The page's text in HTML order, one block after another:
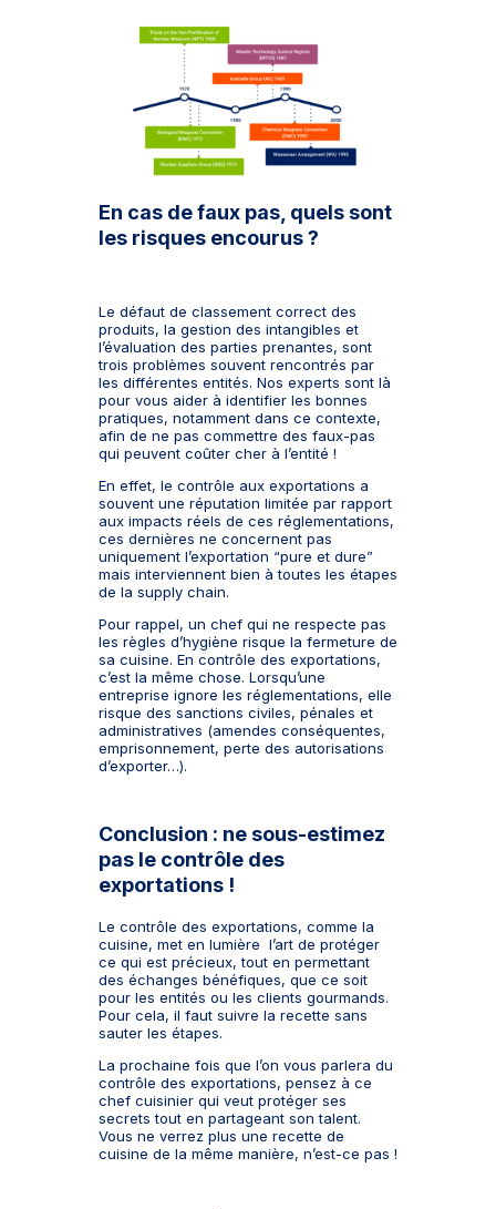
En cas de faux pas, quels sont
les risques encourus ?
Le défaut de classement correct des
produits, la gestion des intangibles et
l’évaluation des parties prenantes, sont
trois problèmes souvent rencontrés par
les différentes entités. Nos experts sont là
pour vous aider à identifier les bonnes
pratiques, notamment dans ce contexte,
afin de ne pas commettre des faux-pas
qui peuvent coûter cher à l’entité !
En effet, le contrôle aux exportations a
souvent une réputation limitée par rapport
aux impacts réels de ces réglementations,
ces dernières ne concernent pas
uniquement l’exportation “pure et dure”
mais interviennent bien à toutes les étapes
de la supply chain.
Pour rappel, un chef qui ne respecte pas
les règles d’hygiène risque la fermeture de
sa cuisine. En contrôle des exportations,
c’est la même chose. Lorsqu’une
entreprise ignore les réglementations, elle
risque des sanctions civiles, pénales et
administratives (amendes conséquentes,
emprisonnement, perte des autorisations
d’exporter…).
Conclusion : ne sous-estimez
pas le contrôle des
exportations !
Le contrôle des exportations, comme la
cuisine, met en lumière l’art de protéger
ce qui est précieux, tout en permettant
des échanges bénéfiques, que ce soit
pour les entités ou les clients gourmands.
Pour cela, il faut suivre la recette sans
sauter les étapes.
La prochaine fois que l’on vous parlera du
contrôle des exportations, pensez à ce
chef cuisinier qui veut protéger ses
secrets tout en partageant son talent.
Vous ne verrez plus une recette de
cuisine de la même manière, n’est-ce pas !